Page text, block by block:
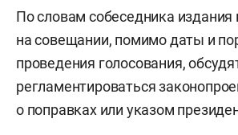
По словам собеседника издания
на совещании, помимо даты и
проведения голосования,
регламентироваться
о поправках или указом